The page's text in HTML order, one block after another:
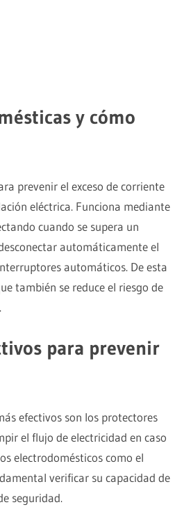
y cómo
prevenir el exceso de corriente
eléctrica. Funciona mediante
cuando se supera un
automáticamente el
automáticos. De esta
también se reduce el riesgo de
para prevenir
efectivos son los protectores
el flujo de electricidad en caso
electrodomésticos como el
verificar su capacidad de
seguridad.